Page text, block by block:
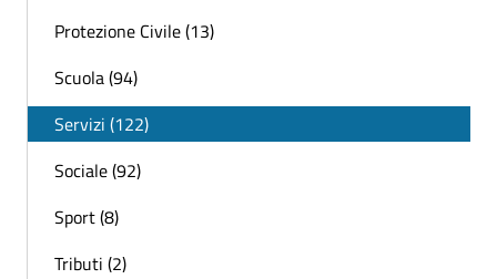
Protezione Civile (13)
Scuola (94)
Servizi (122)
Sociale (92)
Sport (8)
Tributi (2)